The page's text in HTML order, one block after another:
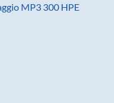
MP3 300 HPE